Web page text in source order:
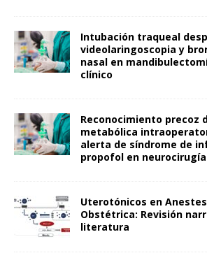
Intubación traqueal
videolaringoscopia y
nasal en
clínico
Reconocimiento precoz
metabólica
alerta de síndrome de
propofol en
Uterotónicos en
Obstétrica: Revisión
literatura